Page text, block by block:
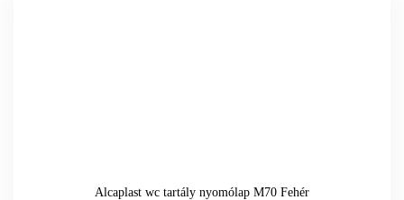
Alcaplast wc tartály nyomólap M70 Fehér